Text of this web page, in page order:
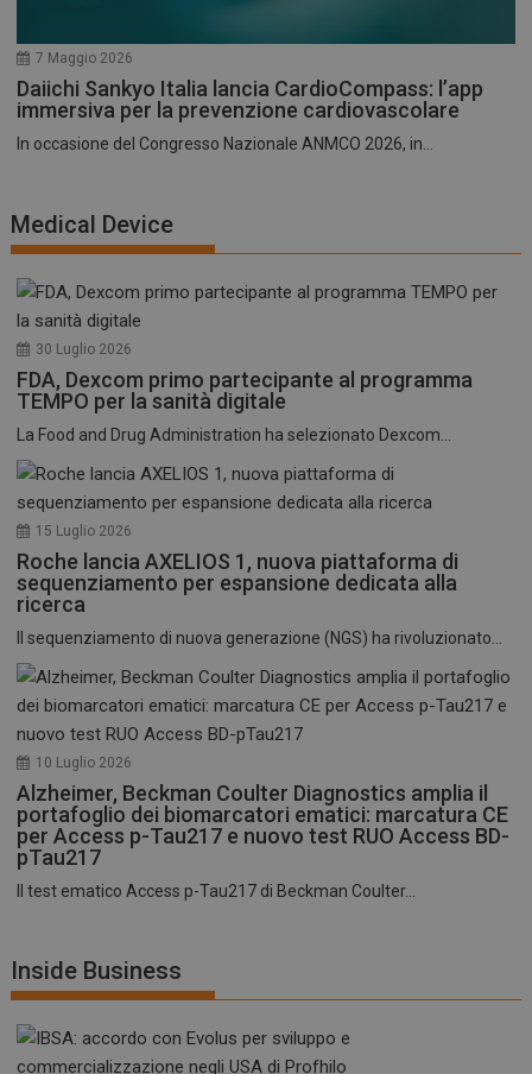
7 Maggio 2026
Daiichi Sankyo Italia lancia CardioCompass: l’app
immersiva per la prevenzione cardiovascolare
In occasione del Congresso Nazionale ANMCO 2026, in...
Medical Device
30 Luglio 2026
FDA, Dexcom primo partecipante al programma
TEMPO per la sanità digitale
La Food and Drug Administration ha selezionato Dexcom...
15 Luglio 2026
Roche lancia AXELIOS 1, nuova piattaforma di
sequenziamento per espansione dedicata alla
ricerca
Il sequenziamento di nuova generazione (NGS) ha rivoluzionato...
10 Luglio 2026
Alzheimer, Beckman Coulter Diagnostics amplia il
portafoglio dei biomarcatori ematici: marcatura CE
per Access p-Tau217 e nuovo test RUO Access BD-
pTau217
Il test ematico Access p-Tau217 di Beckman Coulter...
Inside Business